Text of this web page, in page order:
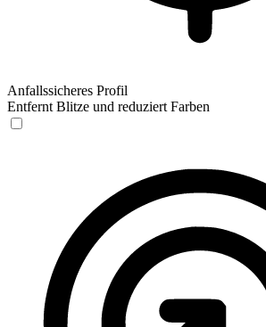
Anfallssicheres Profil
Entfernt Blitze und reduziert Farben